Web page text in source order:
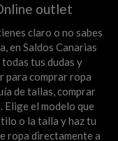
outlet
claro o no sabes
en Saldos Canarias
tus dudas y
para comprar ropa
de tallas, comprar
Elige el modelo que
o la talla y haz tu
ropa directamente a